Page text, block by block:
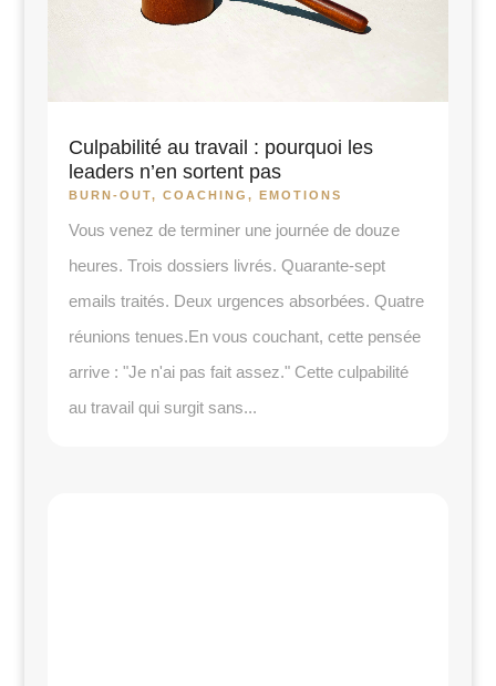
Culpabilité au travail : pourquoi les
leaders n’en sortent pas
BURN-OUT, COACHING , EMOTIONS
Vous venez de terminer une journée de douze
heures. Trois dossiers livrés. Quarante-sept
emails traités. Deux urgences absorbées. Quatre
réunions tenues.En vous couchant, cette pensée
arrive : "Je n'ai pas fait assez." Cette culpabilité
au travail qui surgit sans...